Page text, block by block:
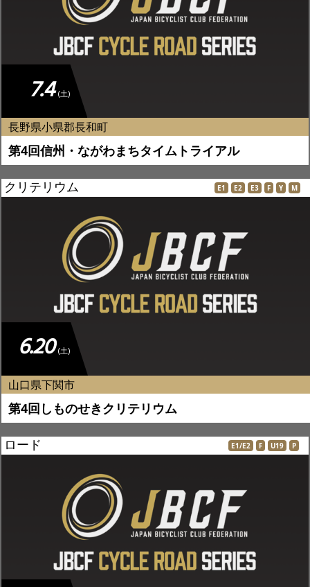
7.4 (土)
長野県小県郡長和町
第4回信州・ながわまちタイムトライアル
クリテリウム E1 E2 E3 F Y M
6.20 (土)
山口県下関市
第4回しものせきクリテリウム
ロード E1/E2 F U19 P